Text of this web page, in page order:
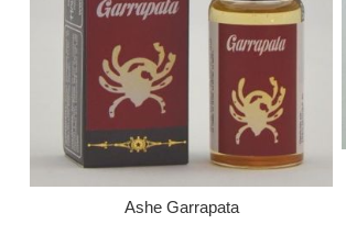
Ashe Garrapata